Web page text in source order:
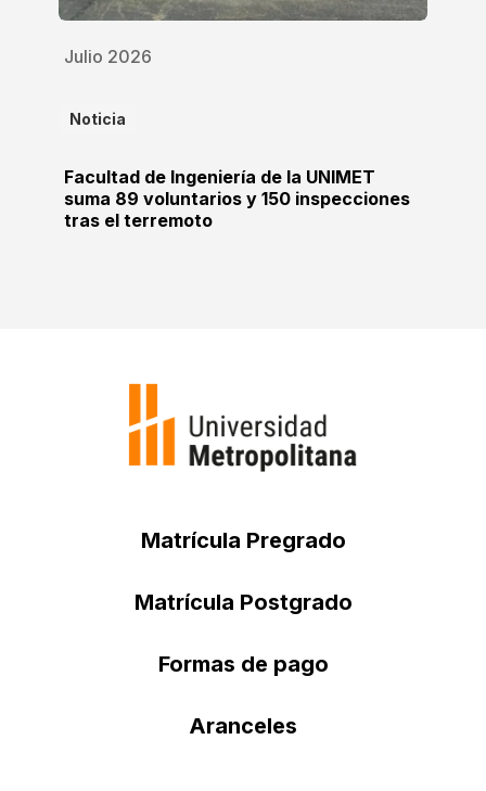
Julio 2026
Noticia
Facultad de Ingeniería de la UNIMET
suma 89 voluntarios y 150 inspecciones
tras el terremoto
Matrícula Pregrado
Matrícula Postgrado
Formas de pago
Aranceles